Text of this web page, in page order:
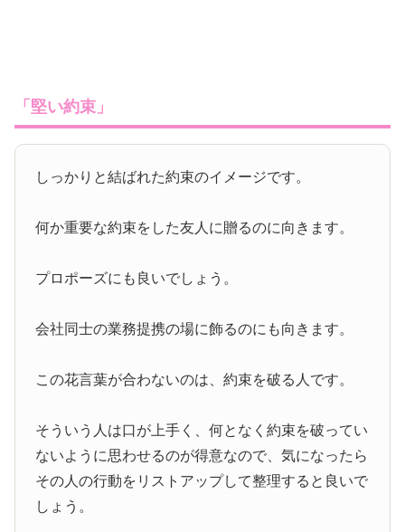
「堅い約束」
しっかりと結ばれた約束のイメージです。
何か重要な約束をした友人に贈るのに向きます。
プロポーズにも良いでしょう。
会社同士の業務提携の場に飾るのにも向きます。
この花言葉が合わないのは、約束を破る人です。
そういう人は口が上手く、何となく約束を破ってい
ないように思わせるのが得意なので、気になったら
その人の行動をリストアップして整理すると良いで
しょう。